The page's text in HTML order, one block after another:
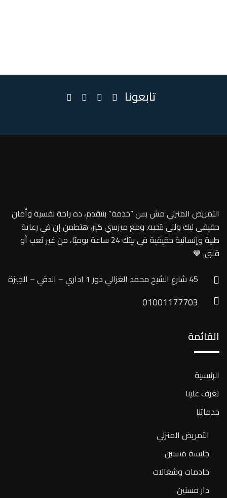
تابعونا
التمريض المنزلي مش بس “خدمة” بتتقدم، ده راحة نفسية وأمان
حقيقي ليك وللي بتحبه. ومع ميرسي كير، هتطمن إن في رعاية
طبية وإنسانية حقيقية في بيتك 24 ساعة يوميًا، من غير تعب أو
قلق. 💙
45 شارع الشيخ محمد الغزالي دور 1 اداري – الدقي – الجيزة
01001177703
القائمة
الرئيسية
تعرف علينا
خدماتنا
التمريض المنزلي
جليسة مسنين
خادمات وشغالات
دار مسنين